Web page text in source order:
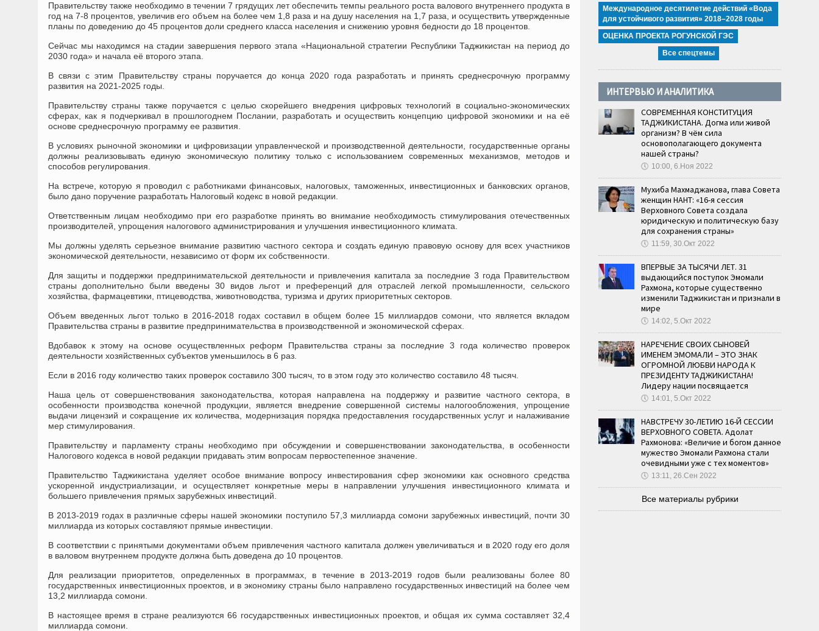
Правительству также необходимо в течении 7 грядущих лет обеспечить темпы реального роста валового внутреннего продукта в
год на 7-8 процентов, увеличив его объем на более чем 1,8 раза и на душу населения на 1,7 раза, и осуществить утвержденные
планы по доведению до 45 процентов доли среднего класса населения и снижению уровня бедности до 18 процентов.
Сейчас мы находимся на стадии завершения первого этапа «Национальной стратегии Республики Таджикистан на период до
2030 года» и начала её второго этапа.
В связи с этим Правительству страны поручается до конца 2020 года разработать и принять среднесрочную программу
развития на 2021-2025 годы.
Правительству страны также поручается с целью скорейшего внедрения цифровых технологий в социально-экономических
сферах, как я подчеркивал в прошлогоднем Послании, разработать и осуществить концепцию цифровой экономики и на её
основе среднесрочную программу ее развития.
В условиях рыночной экономики и цифровизации управленческой и производственной деятельности, государственные органы
должны реализовывать единую экономическую политику только с использованием современных механизмов, методов и
способов регулирования.
На встрече, которую я проводил с работниками финансовых, налоговых, таможенных, инвестиционных и банковских органов,
было дано поручение разработать Налоговый кодекс в новой редакции.
Ответственным лицам необходимо при его разработке принять во внимание необходимость стимулирования отечественных
производителей, упрощения налогового администрирования и улучшения инвестиционного климата.
Мы должны уделять серьезное внимание развитию частного сектора и создать единую правовую основу для всех участников
экономической деятельности, независимо от форм их собственности.
Для защиты и поддержки предпринимательской деятельности и привлечения капитала за последние 3 года Правительством
страны дополнительно были введены 30 видов льгот и преференций для отраслей легкой промышленности, сельского
хозяйства, фармацевтики, птицеводства, животноводства, туризма и других приоритетных секторов.
Объем введенных льгот только в 2016-2018 годах составил в общем более 15 миллиардов сомони, что является вкладом
Правительства страны в развитие предпринимательства в производственной и экономической сферах.
Вдобавок к этому на основе осуществленных реформ Правительства страны за последние 3 года количество проверок
деятельности хозяйственных субъектов уменьшилось в 6 раз.
Если в 2016 году количество таких проверок составило 300 тысяч, то в этом году это количество составило 48 тысяч.
Наша цель от совершенствования законодательства, которая направлена на поддержку и развитие частного сектора, в
особенности производства конечной продукции, является внедрение совершенной системы налогообложения, упрощение
выдачи лицензий и сокращение их количества, модернизация порядка предоставления государственных услуг и налаживание
мер стимулирования.
Правительству и парламенту страны необходимо при обсуждении и совершенствовании законодательства, в особенности
Налогового кодекса в новой редакции придавать этим вопросам первостепенное значение.
Правительство Таджикистана уделяет особое внимание вопросу инвестирования сфер экономики как основного средства
ускоренной индустриализации, и осуществляет конкретные меры в направлении улучшения инвестиционного климата и
большего привлечения прямых зарубежных инвестиций.
В 2013-2019 годах в различные сферы нашей экономики поступило 57,3 миллиарда сомони зарубежных инвестиций, почти 30
миллиарда из которых составляют прямые инвестиции.
В соответствии с принятыми документами объем привлечения частного капитала должен увеличиваться и в 2020 году его доля
в валовом внутреннем продукте должна быть доведена до 10 процентов.
Для реализации приоритетов, определенных в программах, в течение в 2013-2019 годов были реализованы более 80
государственных инвестиционных проектов, и в экономику страны было направлено государственных инвестиций на более чем
13,2 миллиарда сомони.
В настоящее время в стране реализуются 66 государственных инвестиционных проектов, и общая их сумма составляет 32,4
миллиарда сомони.
Международное десятилетие действий «Вода
для устойчивого развития» 2018–2028 годы
ОЦЕНКА ПРОЕКТА РОГУНСКОЙ ГЭС
Все спецтемы
ИНТЕРВЬЮ И АНАЛИТИКА
СОВРЕМЕННАЯ КОНСТИТУЦИЯ
ТАДЖИКИСТАНА. Догма или живой
организм? В чём сила
основополагающего документа
нашей страны?
🕔 10:00, 6.Ноя 2022
Мухиба Махмаджанова, глава Совета
женщин НАНТ: «16-я сессия
Верховного Совета создала
юридическую и политическую базу
для сохранения страны»
🕔 11:59, 30.Окт 2022
ВПЕРВЫЕ ЗА ТЫСЯЧИ ЛЕТ. 31
выдающийся поступок Эмомали
Рахмона, которые существенно
изменили Таджикистан и признали в
мире
🕔 14:02, 5.Окт 2022
НАРЕЧЕНИЕ СВОИХ СЫНОВЕЙ
ИМЕНЕМ ЭМОМАЛИ – ЭТО ЗНАК
ОГРОМНОЙ ЛЮБВИ НАРОДА К
ПРЕЗИДЕНТУ ТАДЖИКИСТАНА!
Лидеру нации посвящается
🕔 14:01, 5.Окт 2022
НАВСТРЕЧУ 30-ЛЕТИЮ 16-Й СЕССИИ
ВЕРХОВНОГО СОВЕТА. Адолат
Рахмонова: «Величие и богом данное
мужество Эмомали Рахмона стали
очевидными уже с тех моментов»
🕔 13:11, 26.Сен 2022
Все материалы рубрики